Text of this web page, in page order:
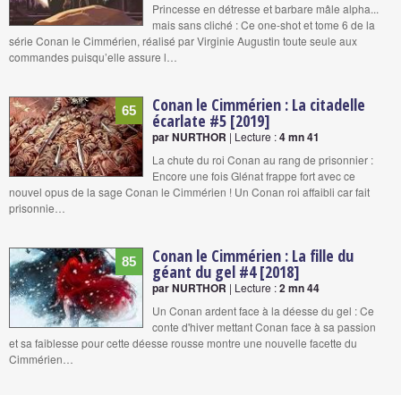
Princesse en détresse et barbare mâle alpha...
mais sans cliché : Ce one-shot et tome 6 de la
série Conan le Cimmérien, réalisé par Virginie Augustin toute seule aux
commandes puisqu’elle assure l…
65 Conan le Cimmérien : La citadelle
écarlate #5 [2019]
par NURTHOR | Lecture :4 mn 41
La chute du roi Conan au rang de prisonnier :
Encore une fois Glénat frappe fort avec ce
nouvel opus de la sage Conan le Cimmérien ! Un Conan roi affaibli car fait
prisonnie…
85 Conan le Cimmérien : La fille du
géant du gel #4 [2018]
par NURTHOR | Lecture :2 mn 44
Un Conan ardent face à la déesse du gel : Ce
conte d'hiver mettant Conan face à sa passion
et sa faiblesse pour cette déesse rousse montre une nouvelle facette du
Cimmérien…